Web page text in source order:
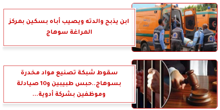
ابن يذبح والدته ويصيب أباه بسكين بمركز
المراغة سوهاج
سقوط شبكة تصنيع مواد مخدرة
بسوهاج..حبس طبيبين و10 صيادلة
وموظفين بشركة أدوية...